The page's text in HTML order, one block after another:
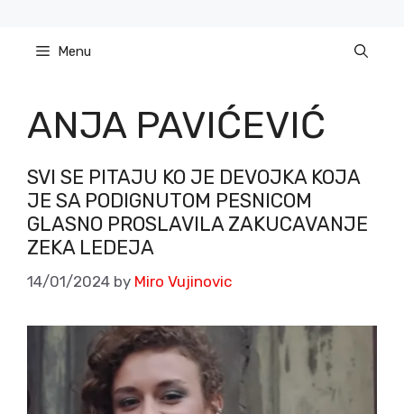
content Menu
ANJA PAVIĆEVIĆ
SVI SE PITAJU KO JE DEVOJKA KOJA
JE SA PODIGNUTOM PESNICOM
GLASNO PROSLAVILA ZAKUCAVANJE
ZEKA LEDEJA
14/01/2024 by Miro Vujinovic